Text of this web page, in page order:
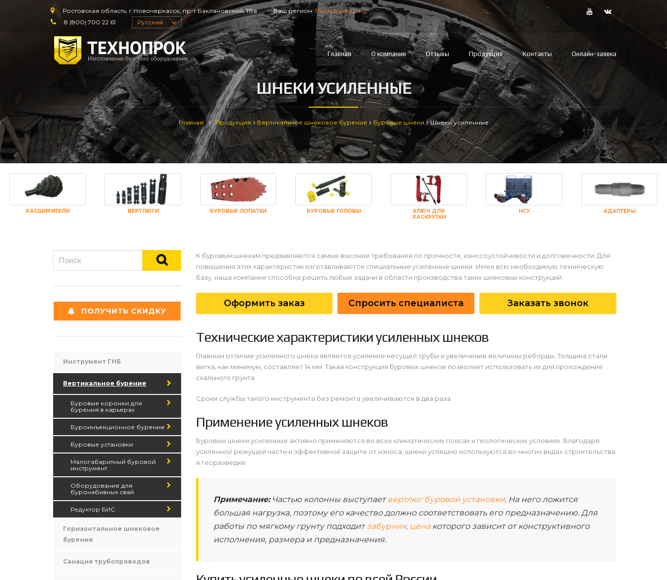
Ростовская область, г.Новочеркасск, пр-т Баклановский, 119в Ваш регион: Ростов-на-Дону
8 (800) 700 22 61
Русский
Главная О компании Отзывы Продукция Контакты Онлайн-заявка
ШНЕКИ УСИЛЕННЫЕ
Главная Продукция Вертикальное шнековое бурение Буровые шнеки Шнеки усиленные
РАСШИРИТЕЛИ ВЕРТЛЮГИ БУРОВЫЕ ЛОПАТКИ БУРОВЫЕ ГОЛОВЫ
КЛЮЧ ДЛЯ
РАСКРУТКИ
НСУ АДАПТЕРЫ
К буровым шнекам предъявляются самые высокие требования по прочности, износоустойчивости и долговечности. Для
повышения этих характеристик изготавливаются специальные усиленные шнеки. Имея всю необходимую техническую
базу, наша компания способна решить любые задачи в области производства таких шнековых конструкций.
Оформить заказ Спросить специалиста Заказать звонок
Технические характеристики усиленных шнеков
Главным отличие усиленного шнека является усиление несущей трубы и увеличение величины реборды. Толщина стали
витка, как минимум, составляет 14 мм. Такая конструкция буровых шнеков позволяет использовать их для прохождения
скального грунта.
Сроки службы такого инструмента без ремонта увеличиваются в два раза.
Применение усиленных шнеков
Буровые шнеки усиленные активно применяются во всех климатических поясах и геологических условиях. Благодаря
усиленной режущей части и эффективной защите от износа, шнеки успешно используются во многих видах строительства
и георазведке.
Примечание:Частью колонны выступаетвертлюг буровой установки. На него ложится
большая нагрузка, поэтому его качество должно соответствовать его предназначению. Для
работы по мягкому грунту подходитзабурник, ценакоторого зависит от конструктивного
исполнения, размера и предназначения.
ПОЛУЧИТЬ СКИДКУ
Инструмент ГНБ
Вертикальное бурение
Буровые коронки для
бурения в карьерах
Буроинъекционное бурение
Буровые установки
Малогабаритный буровой
инструмент
Оборудование для
буронабивных свай
Редуктор БИС
Горизонтальное шнековое
бурение
Санация трубопроводов